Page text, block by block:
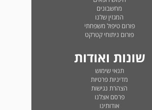
מחשבונים
המגזין שלנו
פורום טיפול משפחתי
פורום ניתוחי קטרקט
שונות ואודות
תנאי שימוש
מדיניות פרטיות
הצהרת נגישות
פרסם אצלנו
אודותינו